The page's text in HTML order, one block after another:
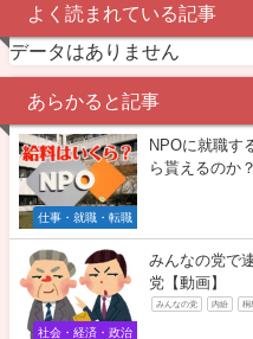
よく読まれている記事
データはありません
あらかると記事
仕事・就職・転職
NPOに就職す
ら貰えるのか？
社会・経済・政治
みんなの党で
党【動画】
みんなの党 内紛 桐